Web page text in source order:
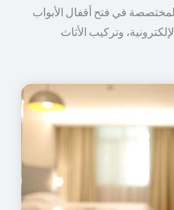
في فتح أقفال الأبواب